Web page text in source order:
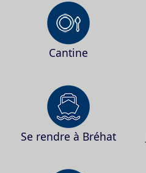
Cantine
Se rendre à Bréhat